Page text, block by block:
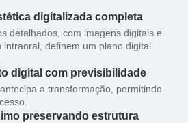
digitalizada completa
detalhados, com imagens digitais e
intraoral, definem um plano digital
digital com previsibilidade
a transformação, permitindo
preservando estrutura